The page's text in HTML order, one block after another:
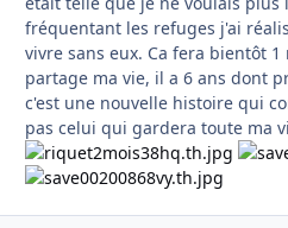
fréquentant les refuges j'ai
vivre sans eux. Ca fera bientôt
partage ma vie, il a 6 ans dont
c'est une nouvelle histoire qui
pas celui qui gardera toute ma